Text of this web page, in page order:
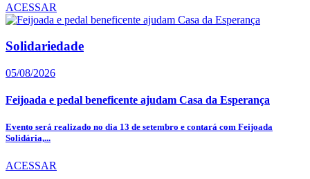
ACESSAR
Solidariedade
05/08/2026
Feijoada e pedal beneficente ajudam Casa da Esperança
Evento será realizado no dia 13 de setembro e contará com Feijoada
Solidária,...
ACESSAR